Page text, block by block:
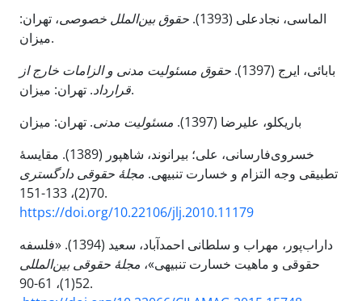
الماسی، نجادعلی (1393).
حقوق بین‌الملل خصوصی، تهران:
میزان.
بابائی، ایرج (1397).
حقوق مسئولیت مدنی و الزامات خارج از
قرارداد. تهران: میزان.
باریکلو، علیرضا (1397).
مسئولیت مدنی. تهران: میزان
خسروی‌فارسانی، علی؛ بیرانوند، شاهپور (1389). مقایسۀ
تطبیقی وجه التزام و خسارت تنبیهی. مجلۀ حقوقی دادگستری
70(2)، 133-151.
https://doi.org/10.22106/jlj.2010.11179
داراب‌پور، مهراب و سلطانی احمدآباد، سعید (1394). «فلسفه
حقوقی و ماهیت خسارت تنبیهی»، مجلۀ حقوقی بین‌المللی
52(1)، 61-90.